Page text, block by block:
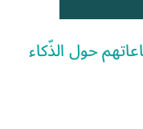
حول الذّكاء